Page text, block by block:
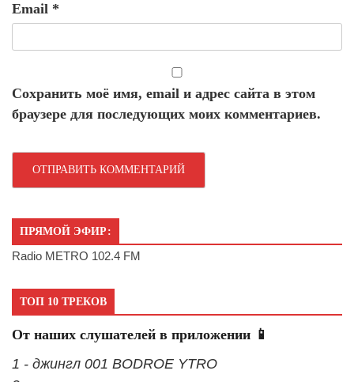
Email *
Сохранить моё имя, email и адрес сайта в этом
браузере для последующих моих комментариев.
ПРЯМОЙ ЭФИР:
Radio METRO 102.4 FM
ТОП 10 ТРЕКОВ
От наших слушателей в приложении 📱
1 - джингл 001 BODROE YTRO